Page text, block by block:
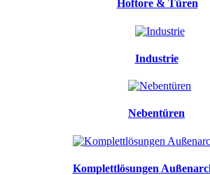
Hoftore & Türen
Industrie
Nebentüren
Komplettlösungen